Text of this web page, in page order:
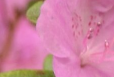
ГОДОВОЙ БУХГАЛТЕРСКИЙ
ОТЧЕТ
ОТЧЕТНОСТЬ В МИНЮСТИЦИИ
ОТЗЫВЫ